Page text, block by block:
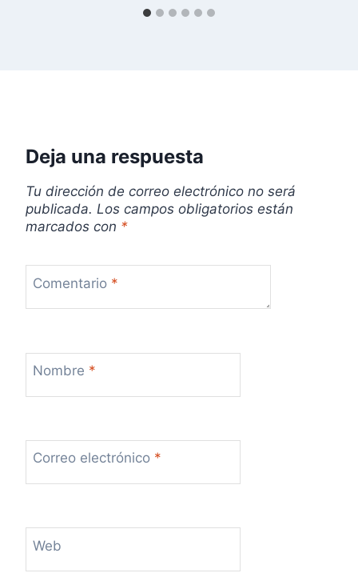
r
a
d
Deja una respuesta
Tu dirección de correo electrónico no será
publicada. Los campos obligatorios están
marcados con *
Comentario *
Nombre *
Correo electrónico *
Web